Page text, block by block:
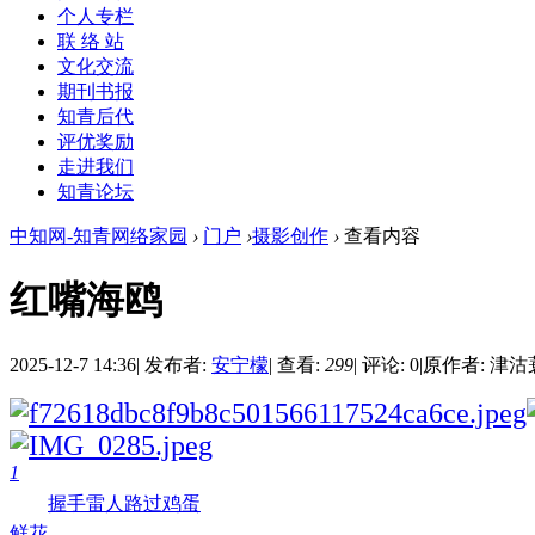
个人专栏
联 络 站
文化交流
期刊书报
知青后代
评优奖励
走进我们
知青论坛
中知网-知青网络家园 › 门户 ›摄影创作 › 查看内容
红嘴海鸥
2025-12-7 14:36| 发布者: 安宁檬| 查看: 299| 评论: 0|原作者: 津沽
1
握手雷人 路过鸡蛋